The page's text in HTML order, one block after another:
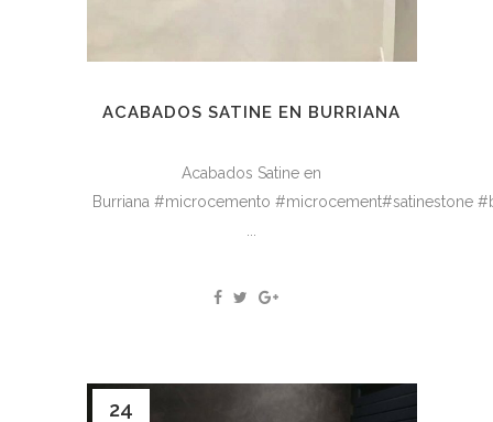
ACABADOS SATINE EN BURRIANA
Acabados Satine en
Burriana #microcemento #microcement#satinestone
24